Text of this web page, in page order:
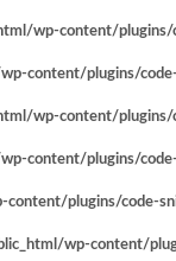
wp-content/
content/plugins/
wp-content/
content/plugins/
plugins/code-
wp-content/